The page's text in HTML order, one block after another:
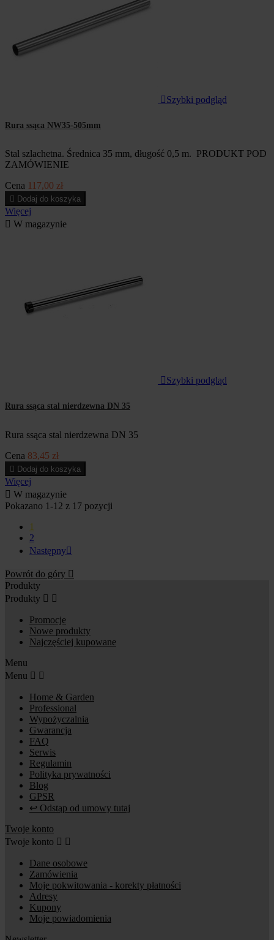
 Szybki podgląd
Rura ssąca NW35-505mm
Stal szlachetna. Średnica 35 mm, długość 0,5 m. PRODUKT POD
ZAMÓWIENIE
Cena 117,00 zł
 Dodaj do koszyka
Więcej
 W magazynie
 Szybki podgląd
Rura ssąca stal nierdzewna DN 35
Rura ssąca stal nierdzewna DN 35
Cena 83,45 zł
 Dodaj do koszyka
Więcej
 W magazynie
Pokazano 1-12 z 17 pozycji
1
2
Następny
Powrót do góry 
Produkty
Produkty  
Promocje
Nowe produkty
Najczęściej kupowane
Menu
Menu  
Home & Garden
Professional
Wypożyczalnia
Gwarancja
FAQ
Serwis
Regulamin
Polityka prywatności
Blog
GPSR
↩ Odstąp od umowy tutaj
Twoje konto
Twoje konto  
Dane osobowe
Zamówienia
Moje pokwitowania - korekty płatności
Adresy
Kupony
Moje powiadomienia